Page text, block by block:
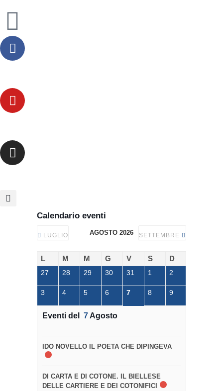
Calendario eventi
LUGLIO AGOSTO 2026 SETTEMBRE
L M M G V S D
27 28 29 30 31 1 2
3 4 5 6 7 8 9
Eventi del 7 Agosto
IDO NOVELLO IL POETA CHE DIPINGEVA
DI CARTA E DI COTONE. IL BIELLESE
DELLE CARTIERE E DEI COTONIFICI